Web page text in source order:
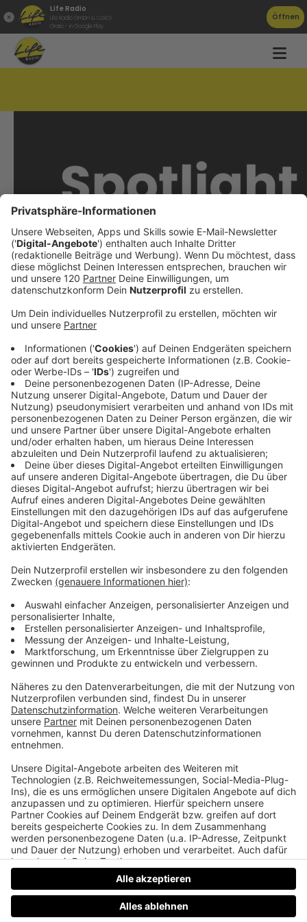
Life Radio
Life Radio GmbH & Co.KG
Gratis - in Google Play
Öffnen
Einblick in die Welt der ÖBB
ÖBB Regionalmanagerin Eva Hackl ist zu Gast. Wir
sprechen in der dieser Podcastfolge über
Zukunftstrends im öffentlichen Verkehr und was
Fair Play beim Zugfahren ausmacht. Außerdem
gibts spannende Einblicke: zum Beispiel erfahrt ihr
wie die Zugfahrpläne erstellt werden und wie
vielfältig das Jobangebot bei den ÖBB ist.
DatenschutzImpressumAGBsJobsKontaktWerben